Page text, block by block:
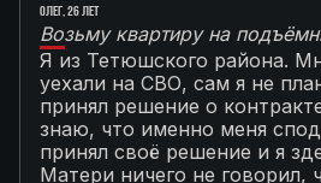
Олег, 26 лет
Возьму квартиру на
Я из Тетюшского района.
уехали на СВО, сам я не
принял решение о
знаю, что именно меня
принял своё решение и я
Матери ничего не говорил,